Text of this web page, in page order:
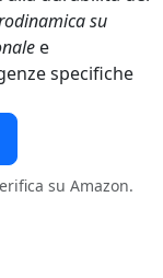
su
e
specifiche
su Amazon.